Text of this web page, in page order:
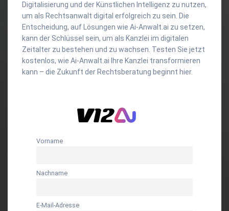
Digitalisierung und der Künstlichen Intelligenz zu nutzen,
um als Rechtsanwalt digital erfolgreich zu sein. Die
Entscheidung, auf Lösungen wie Ai-Anwalt.ai zu setzen,
kann der Schlüssel sein, um als Kanzlei im digitalen
Zeitalter zu bestehen und zu wachsen. Testen Sie jetzt
kostenlos, wie Ai-Anwalt.ai Ihre Kanzlei transformieren
kann – die Zukunft der Rechtsberatung beginnt hier.
Vorname
Nachname
E-Mail-Adresse